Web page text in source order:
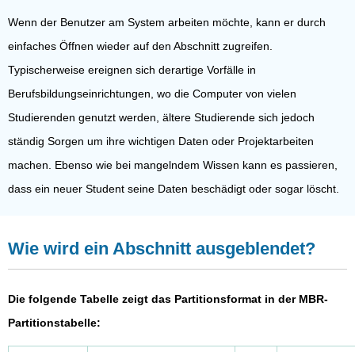
Wenn der Benutzer am System arbeiten möchte, kann er durch
einfaches Öffnen wieder auf den Abschnitt zugreifen.
Typischerweise ereignen sich derartige Vorfälle in
Berufsbildungseinrichtungen, wo die Computer von vielen
Studierenden genutzt werden, ältere Studierende sich jedoch
ständig Sorgen um ihre wichtigen Daten oder Projektarbeiten
machen. Ebenso wie bei mangelndem Wissen kann es passieren,
dass ein neuer Student seine Daten beschädigt oder sogar löscht.
Wie wird ein Abschnitt ausgeblendet?
Die folgende Tabelle zeigt das Partitionsformat in der MBR-
Partitionstabelle: